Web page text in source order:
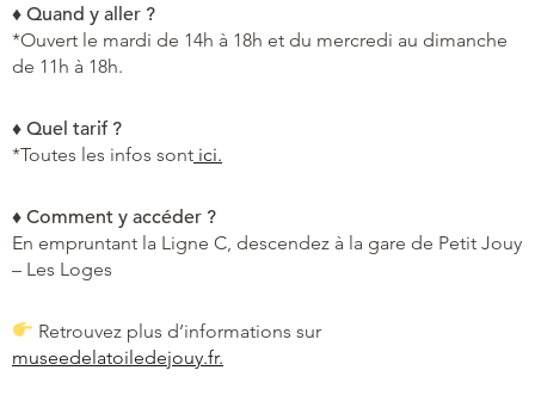
♦ Quand y aller ?
*Ouvert le mardi de 14h à 18h et du mercredi au dimanche
de 11h à 18h.
♦ Quel tarif ?
*Toutes les infos sont ici.
♦ Comment y accéder ?
En empruntant la Ligne C, descendez à la gare de Petit Jouy
– Les Loges
Retrouvez plus d’informations sur
museedelatoiledejouy.fr.